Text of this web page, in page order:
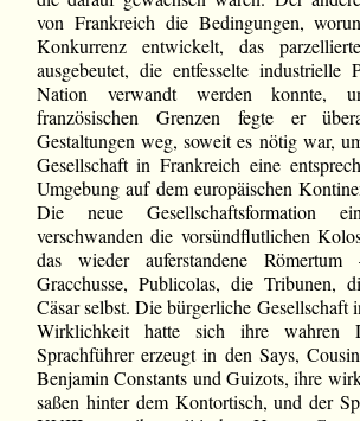
von Frankreich die Bedingungen,
Konkurrenz entwickelt, das
ausgebeutet, die entfesselte industrielle
Nation verwandt werden konnte,
französischen Grenzen fegte er
Gestaltungen weg, soweit es nötig war,
Gesellschaft in Frankreich eine
Umgebung auf dem europäischen
Die neue Gesellschaftsformation
verschwanden die vorsündflutlichen
das wieder auferstandene
Gracchusse, Publicolas, die Tribunen,
Cäsar selbst. Die bürgerliche Gesellschaft
Wirklichkeit hatte sich ihre wahren
Sprachführer erzeugt in den Says,
Benjamin Constants und Guizots, ihre
saßen hinter dem Kontortisch, und der